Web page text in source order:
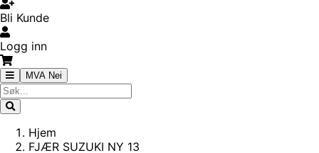
Bli Kunde
Logg inn
MVA Nei
Hjem
FJÆR SUZUKI NY 13